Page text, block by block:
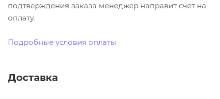
подтверждения заказа менеджер направит счёт на
оплату.
Подробные условия оплаты
Доставка